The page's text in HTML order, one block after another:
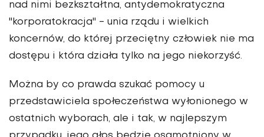
nad nimi bezkształtna, antydemokratyczna
"korporatokracja" - unia rządu i wielkich
koncernów, do której przeciętny człowiek nie ma
dostępu i która działa tylko na jego niekorzyść.
Można by co prawda szukać pomocy u
przedstawiciela społeczeństwa wyłonionego w
ostatnich wyborach, ale i tak, w najlepszym